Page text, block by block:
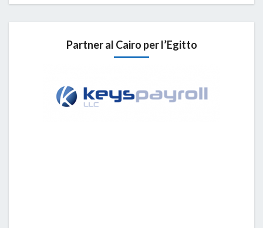
Partner al Cairo per l’Egitto